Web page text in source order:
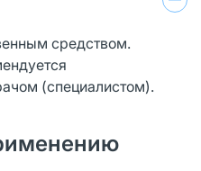
средством.
(специалистом).